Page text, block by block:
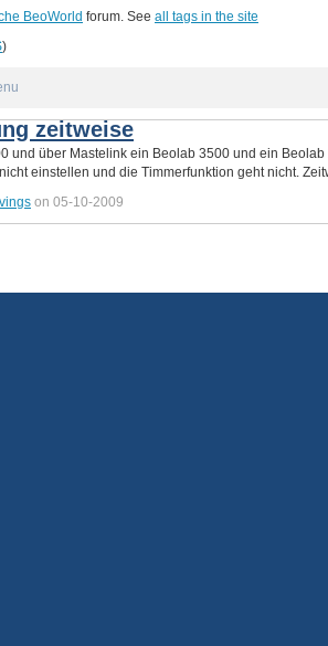
BeoWorld forum. See all tags in the site
)
zeitweise
und über Mastelink ein Beolab 3500 und ein
einstellen und die Timmerfunktion geht nicht.
on 05-10-2009